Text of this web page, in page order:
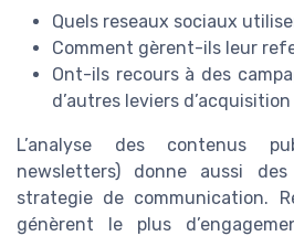
Quels reseaux sociaux
Comment gèrent-ils leur
Ont-ils recours à des
d’autres leviers d’acquisition
L’analyse des contenus
newsletters) donne aussi
strategie de communication.
génèrent le plus